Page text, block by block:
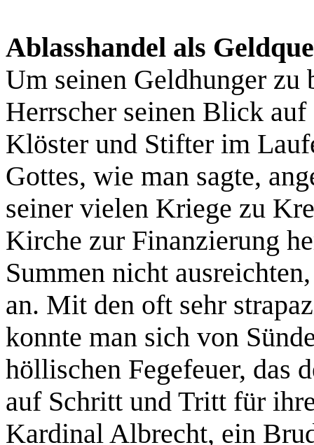
Ablasshandel als
Um seinen Geldhunger zu
Herrscher seinen Blick
Klöster und Stifter im
Gottes, wie man sagte,
seiner vielen Kriege zu
Kirche zur Finanzierung
Summen nicht
an. Mit den oft sehr
konnte man sich von
höllischen Fegefeuer, das
auf Schritt und Tritt für
Kardinal Albrecht, ein